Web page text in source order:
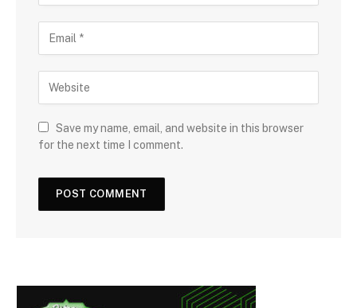
Save my name, email, and website in this browser
for the next time I comment.